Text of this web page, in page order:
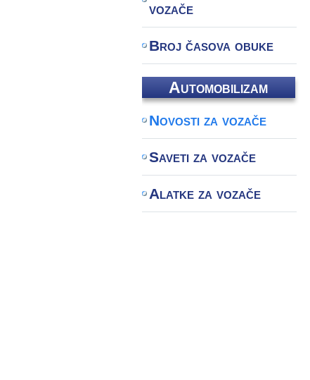
vozače
Broj časova obuke
Automobilizam
Novosti za vozače
Saveti za vozače
Alatke za vozače